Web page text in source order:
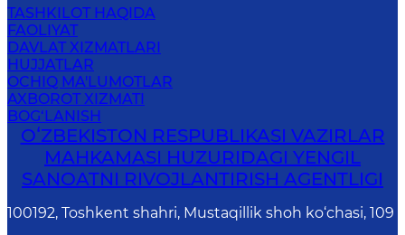
TASHKILOT HAQIDA
FAOLIYAT
DAVLAT XIZMATLARI
HUJJATLAR
OCHIQ MA'LUMOTLAR
AXBOROT XIZMATI
BOG‘LANISH
OʻZBEKISTON RESPUBLIKASI VAZIRLAR
MAHKAMASI HUZURIDAGI YENGIL
SANOATNI RIVOJLANTIRISH AGENTLIGI
100192, Toshkent shahri, Mustaqillik shoh ko‘chasi, 109